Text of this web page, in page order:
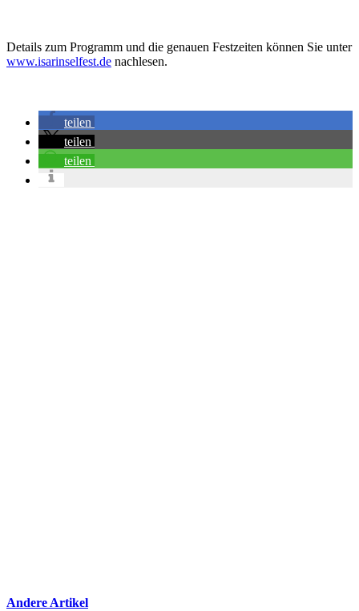
Details zum Programm und die genauen Festzeiten können Sie unter
www.isarinselfest.de nachlesen.
teilen
teilen
teilen
Andere Artikel